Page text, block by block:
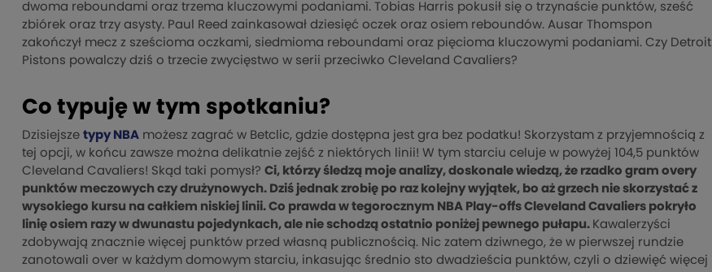
dwoma reboundami oraz trzema kluczowymi podaniami. Tobias Harris pokusił się o trzynaście punktów, sześć
zbiórek oraz trzy asysty. Paul Reed zainkasował dziesięć oczek oraz osiem reboundów. Ausar Thomspon
zakończył mecz z sześcioma oczkami, siedmioma reboundami oraz pięcioma kluczowymi podaniami. Czy Detroit
Pistons powalczy dziś o trzecie zwycięstwo w serii przeciwko Cleveland Cavaliers?
Co typuję w tym spotkaniu?
Dzisiejsze typy NBA możesz zagrać w Betclic, gdzie dostępna jest gra bez podatku! Skorzystam z przyjemnością z
tej opcji, w końcu zawsze można delikatnie zejść z niektórych linii! W tym starciu celuje w powyżej 104,5 punktów
Cleveland Cavaliers! Skąd taki pomysł? Ci, którzy śledzą moje analizy, doskonale wiedzą, że rzadko gram overy
punktów meczowych czy drużynowych. Dziś jednak zrobię po raz kolejny wyjątek, bo aż grzech nie skorzystać z
wysokiego kursu na całkiem niskiej linii. Co prawda w tegorocznym NBA Play-offs Cleveland Cavaliers pokryło
linię osiem razy w dwunastu pojedynkach, ale nie schodzą ostatnio poniżej pewnego pułapu. Kawalerzyści
zdobywają znacznie więcej punktów przed własną publicznością. Nic zatem dziwnego, że w pierwszej rundzie
zanotowali over w każdym domowym starciu, inkasując średnio sto dwadzieścia punktów, czyli o dziewięć więcej